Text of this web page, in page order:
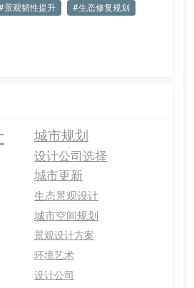
景观韧性提升 #生态修复规划
城市规划
设计公司选择
城市更新
生态景观设计
城市空间规划
景观设计方案
环境艺术
设计公司